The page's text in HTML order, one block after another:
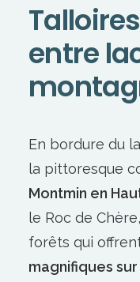
entre
montag
En bordure du
la pittoresque
Montmin en
le Roc de
forêts qui
magnifiques